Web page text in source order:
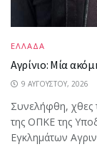
ΕΛΛΑΔΑ
Αγρίνιο: Μία
9 ΑΥΓΟΎΣΤΟΥ, 2026
Συνελήφθη, χθες
της ΟΠΚΕ της
Εγκλημάτων